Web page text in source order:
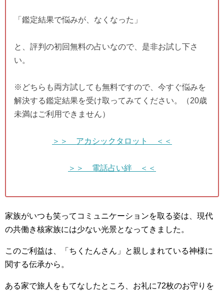
「鑑定結果で悩みが、なくなった」
と、評判の初回無料の占いなので、是非お試し下さ
い。
※どちらも両方試しても無料ですので、今すぐ悩みを
解決する鑑定結果を受け取ってみてください。（20歳
未満はご利用できません）
＞＞ アカシックタロット ＜＜
＞＞ 電話占い絆 ＜＜
家族がいつも笑ってコミュニケーションを取る姿は、現代
の共働き核家族には少ない光景となってきました。
このご利益は、「ちくたんさん」と親しまれている神様に
関する伝承から。
ある家で旅人をもてなしたところ、お礼に72枚のお守りを